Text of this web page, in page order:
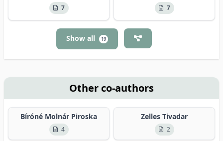
7 7
Show all 19
Other co-authors
Bíróné Molnár Piroska
4
Zelles Tivadar
2